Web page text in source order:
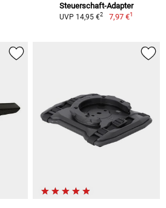
Steuerschaft-Adapter
UVP 14,95 €2 7,97 €1